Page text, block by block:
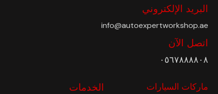
البريد الإلكتروني
info@autoexpertworkshop.ae
اتصل الآن
٠٥٦٧٨٨٨٨٠٨
ماركات السيارات الخدمات